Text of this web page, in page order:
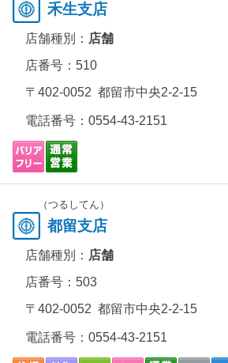
禾生支店
店舗種別： 店舗
店番号：510
〒402-0052 都留市中央2-2-15
電話番号： 0554-43-2151
（つるしてん）
都留支店
店舗種別： 店舗
店番号：503
〒402-0052 都留市中央2-2-15
電話番号： 0554-43-2151